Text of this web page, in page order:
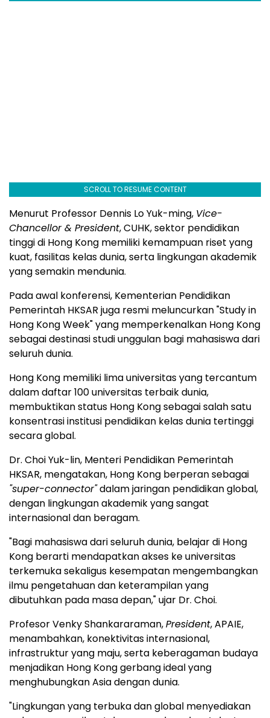
SCROLL TO RESUME CONTENT
Menurut Professor Dennis Lo Yuk-ming, Vice-
Chancellor & President, CUHK, sektor pendidikan
tinggi di Hong Kong memiliki kemampuan riset yang
kuat, fasilitas kelas dunia, serta lingkungan akademik
yang semakin mendunia.
Pada awal konferensi, Kementerian Pendidikan
Pemerintah HKSAR juga resmi meluncurkan "Study in
Hong Kong Week" yang memperkenalkan Hong Kong
sebagai destinasi studi unggulan bagi mahasiswa dari
seluruh dunia.
Hong Kong memiliki lima universitas yang tercantum
dalam daftar 100 universitas terbaik dunia,
membuktikan status Hong Kong sebagai salah satu
konsentrasi institusi pendidikan kelas dunia tertinggi
secara global.
Dr. Choi Yuk-lin, Menteri Pendidikan Pemerintah
HKSAR, mengatakan, Hong Kong berperan sebagai
"super-connector"dalam jaringan pendidikan global,
dengan lingkungan akademik yang sangat
internasional dan beragam.
"Bagi mahasiswa dari seluruh dunia, belajar di Hong
Kong berarti mendapatkan akses ke universitas
terkemuka sekaligus kesempatan mengembangkan
ilmu pengetahuan dan keterampilan yang
dibutuhkan pada masa depan," ujar Dr. Choi.
Profesor Venky Shankararaman,President, APAIE,
menambahkan, konektivitas internasional,
infrastruktur yang maju, serta keberagaman budaya
menjadikan Hong Kong gerbang ideal yang
menghubungkan Asia dengan dunia.
"Lingkungan yang terbuka dan global menyediakan